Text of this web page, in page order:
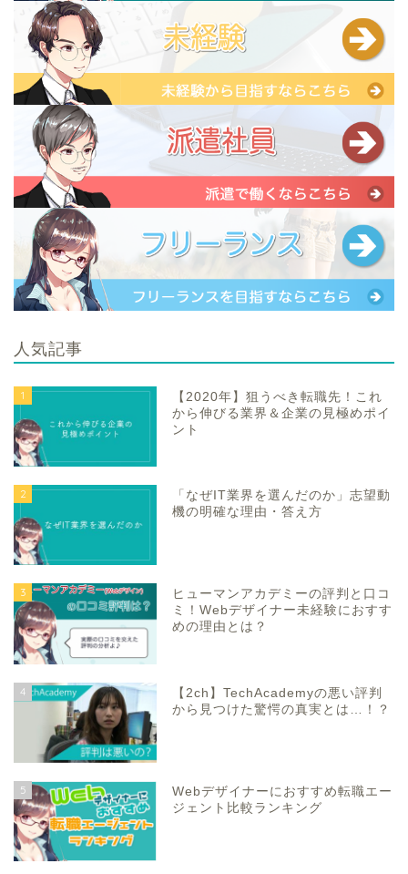
人気記事
1
【2020年】狙うべき転職先！これ
から伸びる業界＆企業の見極めポイ
ント
2
「なぜIT業界を選んだのか」志望動
機の明確な理由・答え方
3
ヒューマンアカデミーの評判と口コ
ミ！Webデザイナー未経験におすす
めの理由とは？
4
【2ch】TechAcademyの悪い評判
から見つけた驚愕の真実とは…！？
5
Webデザイナーにおすすめ転職エー
ジェント比較ランキング